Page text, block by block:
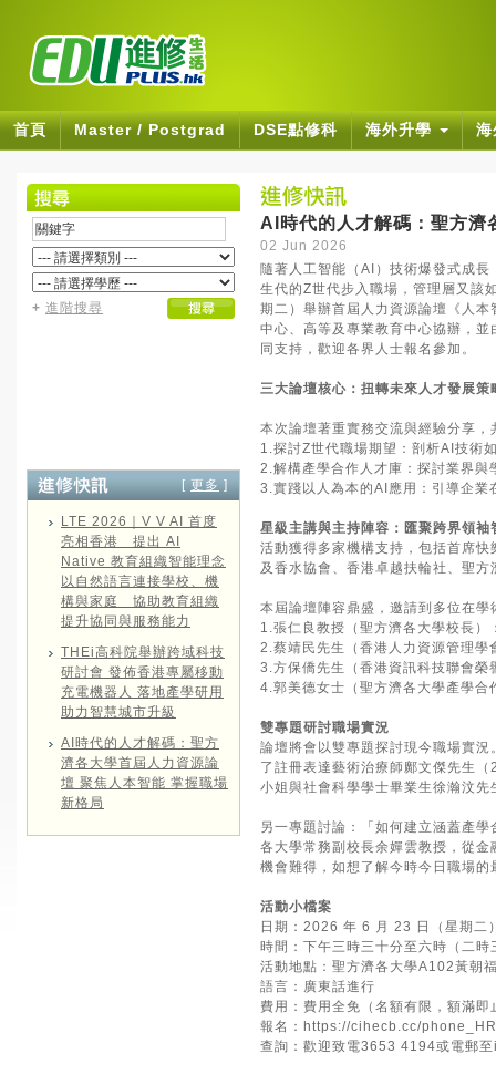
首頁 Master / Postgrad DSE點修科 海外升學
+ 進階搜尋
[ 更多 ]
LTE 2026｜V V AI 首度
亮相香港 提出 AI
Native 教育組織智能理念
以自然語言連接學校、機
構與家庭 協助教育組織
提升協同與服務能力
THEi高科院舉辦跨域科技
研討會 發佈香港專屬移動
充電機器人 落地產學研用
助力智慧城市升級
AI時代的人才解碼：聖方
濟各大學首屆人力資源論
壇 聚焦人本智能 掌握職場
新格局
AI時代的人才解碼：聖方濟
02 Jun 2026
隨著人工智能（AI）技術爆發式成
生代的Z世代步入職場，管理層又該
期二）舉辦首屆人力資源論壇《人
中心、高等及專業教育中心協辦，
同支持，歡迎各界人士報名參加。
三大論壇核心：扭轉未來人才發展策
本次論壇著重實務交流與經驗分享
1.探討Z世代職場期望：剖析AI技術
2.解構產學合作人才庫：探討業界
3.實踐以人為本的AI應用：引導企業
星級主講與主持陣容：匯聚跨界領袖
活動獲得多家機構支持，包括首席
及香水協會、香港卓越扶輪社、聖
本屆論壇陣容鼎盛，邀請到多位在
1.張仁良教授（聖方濟各大學校長
2.蔡靖民先生（香港人力資源管理
3.方保僑先生（香港資訊科技聯會
4.郭美德女士（聖方濟各大學產學
雙專題研討職場實況
論壇將會以雙專題探討現今職場實
了註冊表達藝術治療師鄺文傑先生
小姐與社會科學學士畢業生徐瀚汶
另一專題討論：「如何建立涵蓋產
各大學常務副校長余嬋雲教授，從
機會難得，如想了解今時今日職場
活動小檔案
日期：2026 年 6 月 23 日（星期二
時間：下午三時三十分至六時（二時
活動地點：聖方濟各大學A102黃朝
語言：廣東話進行
費用：費用全免（名額有限，額滿即
報名： https://cihecb.cc/
查詢：歡迎致電3653 4194或電郵至